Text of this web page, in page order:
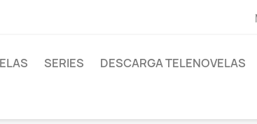
SERIES DESCARGA TELENOVELAS